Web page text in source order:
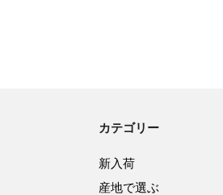
カテゴリー
新入荷
産地で選ぶ